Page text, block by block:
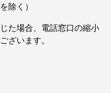
除く）
た場合、電話窓口の縮小
ざいます。